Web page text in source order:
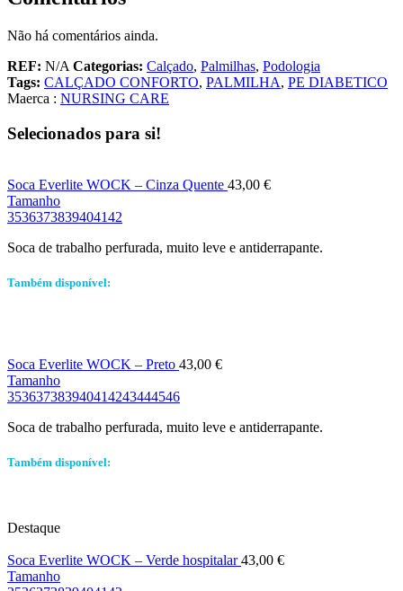
Não há comentários ainda.
REF: N/A Categorias: Calçado, Palmilhas, Podologia
Tags: CALÇADO CONFORTO, PALMILHA, PE DIABETICO
Maerca : NURSING CARE
Selecionados para si!
Soca Everlite WOCK – Cinza Quente 43,00 €
Tamanho
3536373839404142
Soca de trabalho perfurada, muito leve e antiderrapante.
Também disponível:
Soca Everlite WOCK – Preto 43,00 €
Tamanho
353637383940414243444546
Soca de trabalho perfurada, muito leve e antiderrapante.
Também disponível:
Destaque
Soca Everlite WOCK – Verde hospitalar43,00 €
Tamanho